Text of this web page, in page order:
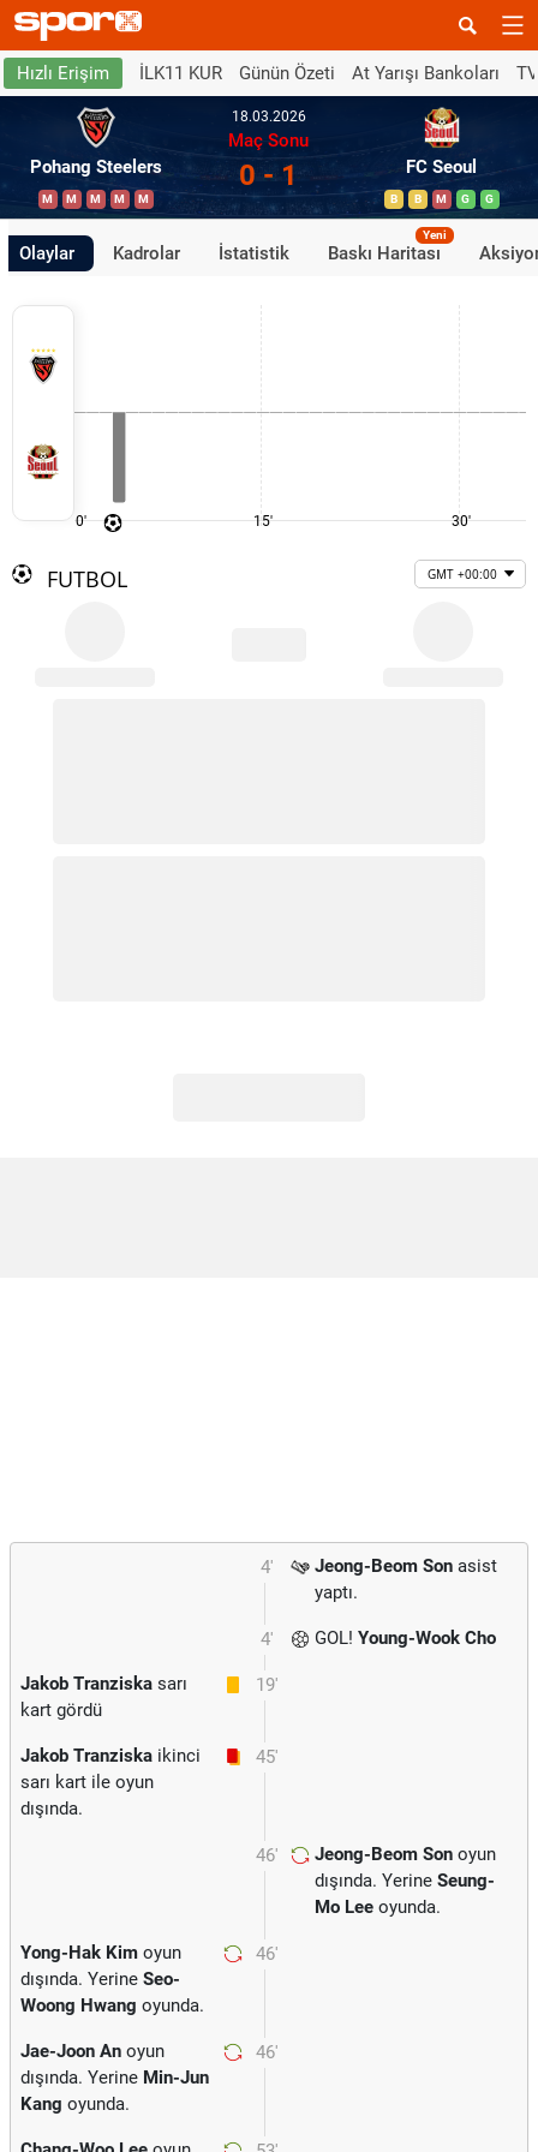
Hızlı Erişim İLK11 KUR Günün Özeti At Yarışı Bankoları
Pohang Steelers
M M M M M
18.03.2026
Maç Sonu
0 - 1 FC Seoul
B B M G G
Olaylar Kadrolar İstatistik Baskı Haritası
Yeni
0' 15' 30'
FUTBOL GMT +00:00
4' Jeong-Beom Son asist
yaptı.
4' GOL! Young-Wook Cho
19'
Jakob Tranziska sarı
kart gördü
45'
Jakob Tranziska ikinci
sarı kart ile oyun
dışında.
46' Jeong-Beom Son oyun
dışında. Yerine Seung-
Mo Lee oyunda.
46'
Yong-Hak Kim oyun
dışında. Yerine Seo-
Woong Hwang oyunda.
46'
Jae-Joon An oyun
dışında. Yerine Min-Jun
Kang oyunda.